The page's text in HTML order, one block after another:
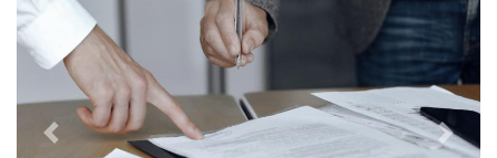
Poprzednie Dalej